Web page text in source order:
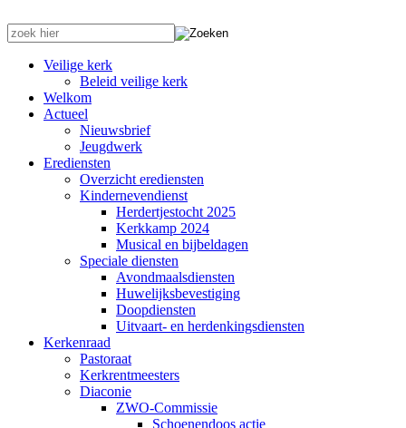
Veilige kerk
Beleid veilige kerk
Welkom
Actueel
Nieuwsbrief
Jeugdwerk
Erediensten
Overzicht erediensten
Kindernevendienst
Herdertjestocht 2025
Kerkkamp 2024
Musical en bijbeldagen
Speciale diensten
Avondmaalsdiensten
Huwelijksbevestiging
Doopdiensten
Uitvaart- en herdenkingsdiensten
Kerkenraad
Pastoraat
Kerkrentmeesters
Diaconie
ZWO-Commissie
Schoenendoos actie